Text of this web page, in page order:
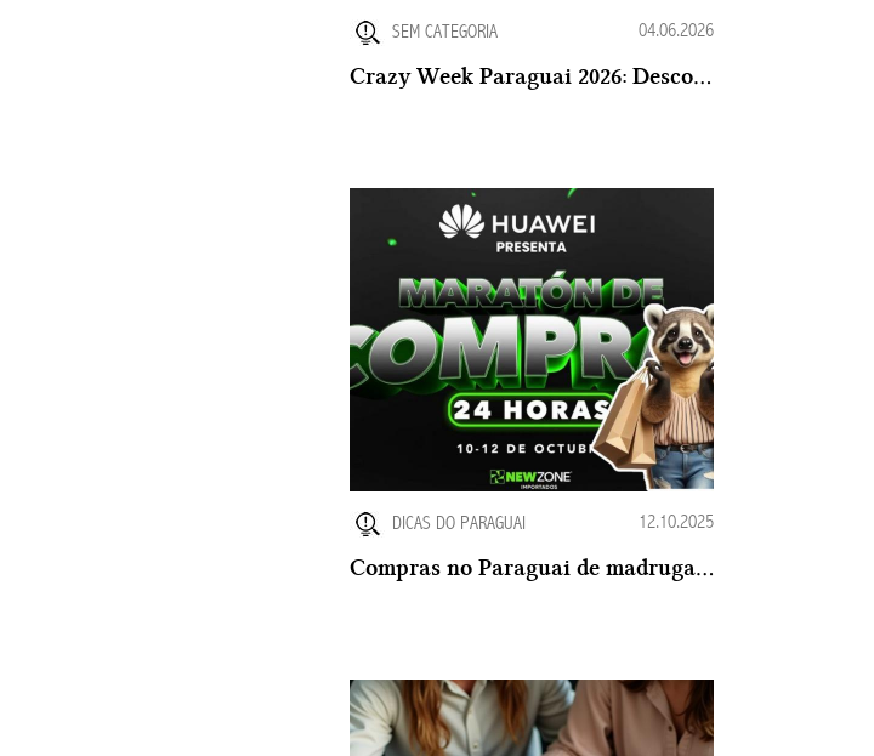
SEM CATEGORIA 04.06.2026
Crazy Week Paraguai 2026: Descontos Reais ou Marketing?
DICAS DO PARAGUAI 12.10.2025
Compras no Paraguai de madrugada ?